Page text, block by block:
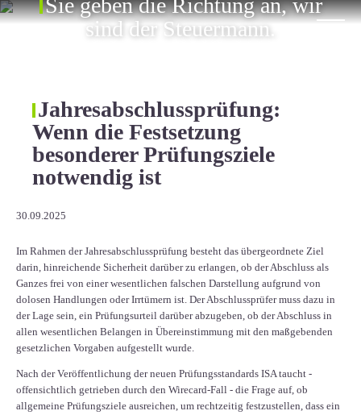
Sie geben die Richtung an, wir
sind der Steuermann.
Jahresabschlussprüfung:
Wenn die Festsetzung
besonderer Prüfungsziele
notwendig ist
30.09.2025
Im Rahmen der Jahresabschlussprüfung besteht das übergeordnete Ziel
darin, hinreichende Sicherheit darüber zu erlangen, ob der Abschluss als
Ganzes frei von einer wesentlichen falschen Darstellung aufgrund von
dolosen Handlungen oder Irrtümern ist. Der Abschlussprüfer muss dazu in
der Lage sein, ein Prüfungsurteil darüber abzugeben, ob der Abschluss in
allen wesentlichen Belangen in Übereinstimmung mit den maßgebenden
gesetzlichen Vorgaben aufgestellt wurde.
Nach der Veröffentlichung der neuen Prüfungsstandards ISA taucht -
offensichtlich getrieben durch den Wirecard-Fall - die Frage auf, ob
allgemeine Prüfungsziele ausreichen, um rechtzeitig festzustellen, dass ein
ÜBER UNS
KONTAKT